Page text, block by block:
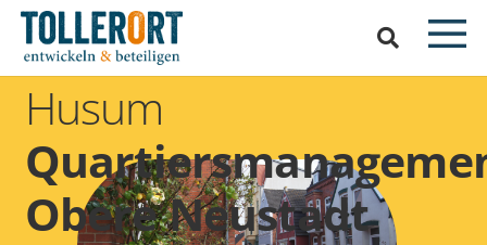
Husum
Obere Neustadt